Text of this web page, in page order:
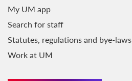
Il-Ħabbara
Il-Jien u Lilhinn Minnu...
Il-Kelma fil-Kant
My UM app
Search for staff
Statutes, regulations and bye-laws
Work at UM